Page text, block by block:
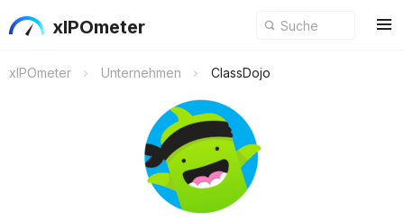
xIPOmeter
xIPOmeter Unternehmen ClassDojo